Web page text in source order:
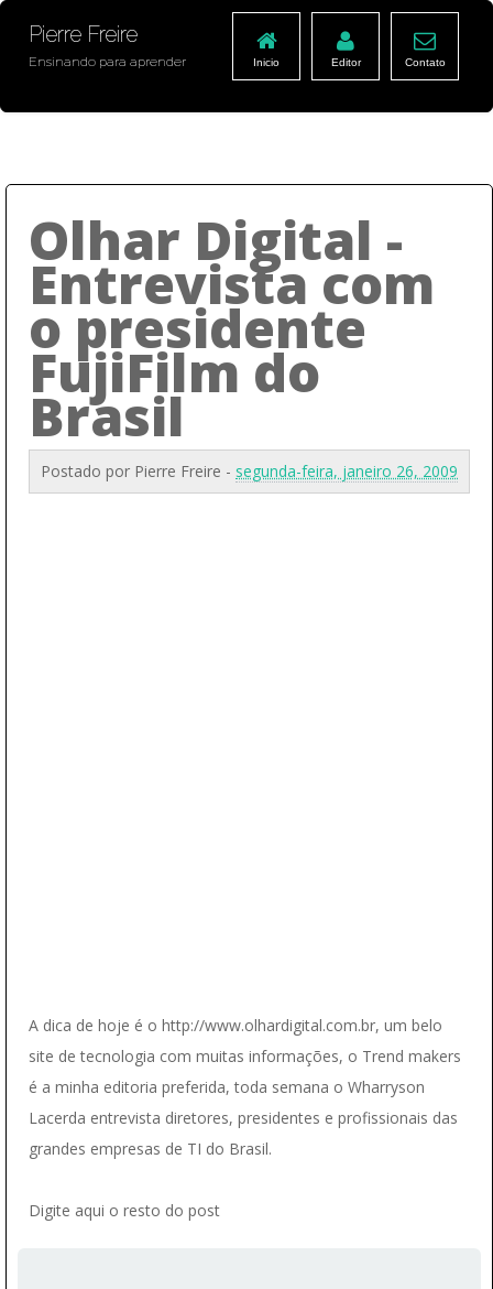
Pierre Freire
Ensinando para aprender Inicio Editor Contato
Olhar Digital -
Entrevista com
o presidente
FujiFilm do
Brasil
Postado por Pierre Freire - segunda-feira, janeiro 26, 2009
A dica de hoje é o http://www.olhardigital.com.br, um belo
site de tecnologia com muitas informações, o Trend makers
é a minha editoria preferida, toda semana o Wharryson
Lacerda entrevista diretores, presidentes e profissionais das
grandes empresas de TI do Brasil.
Digite aqui o resto do post